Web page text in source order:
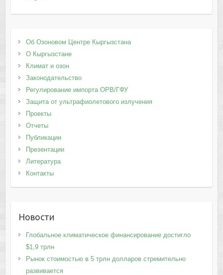
Об Озоновом Центре Кыргызстана
О Кыргызстане
Климат и озон
Законодательство
Регулирование импорта ОРВ/ГФУ
Защита от ультрафиолетового излучения
Проекты
Отчеты
Публикации
Презентации
Литература
Контакты
Новости
Глобальное климатическое финансирование достигло
$1,9 трлн
Рынок стоимостью в 5 трлн долларов стремительно
развивается